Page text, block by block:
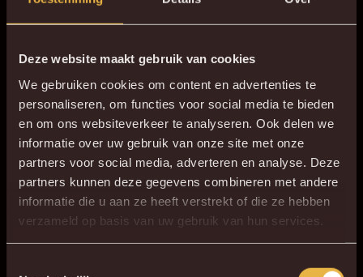
Deze website maakt gebruik van cookies
We gebruiken cookies om content en advertenties te
personaliseren, om functies voor social media te bieden
en om ons websiteverkeer te analyseren. Ook delen we
informatie over uw gebruik van onze site met onze
partners voor social media, adverteren en analyse. Deze
partners kunnen deze gegevens combineren met andere
informatie die u aan ze heeft verstrekt of die ze hebben
verzameld op basis van uw gebruik van hun services.
STANDARD
KV MECHELEN
30D:5U :50M:17S
ZATERDAG 05 SEPTEMBER 2026
15:00